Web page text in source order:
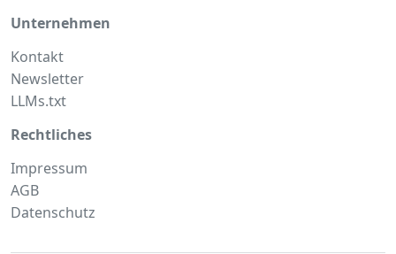
Unternehmen
Kontakt
Newsletter
LLMs.txt
Rechtliches
Impressum
AGB
Datenschutz